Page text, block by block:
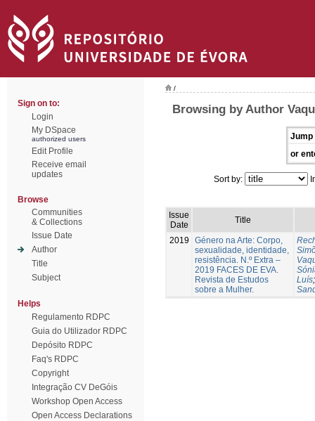
Sign on to:
Login
My DSpace
authorized users
Edit Profile
Receive email
updates
Browse
Communities
& Collections
Issue Date
Author
Title
Subject
Helps
Regulamento RDPC
Guia do Utilizador RDPC
Depósito RDPC
Faq's RDPC
Copyright
Integração CV DeGóis
Workshop Open Access
Open Access Declarations
/
Browsing by Author
Jump
or
Sort by:
Issue
Date
Title
2019
Género na Arte: Corpo,
sexualidade, identidade,
resistência. N.º Extra –
2019 FACES DE EVA.
Revista de Estudos
sobre a Mulher.
Luís